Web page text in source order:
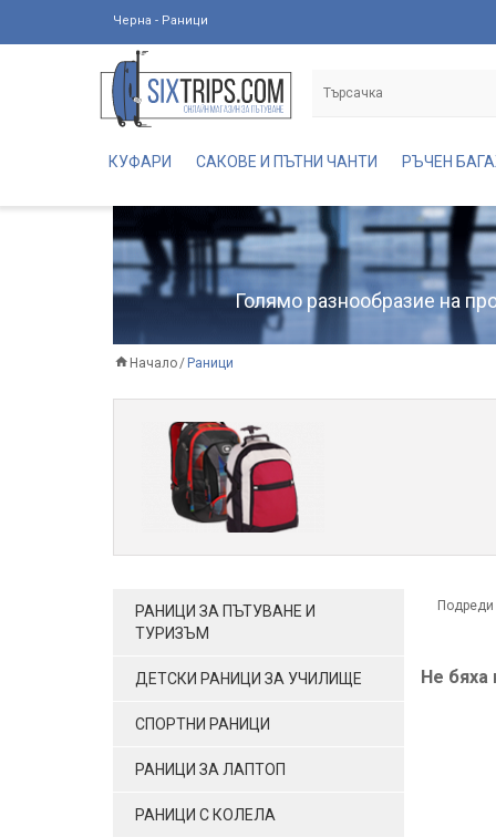
Черна - Раници
КУФАРИ САКОВЕ И ПЪТНИ ЧАНТИ РЪЧЕН
Голямо разнообразие на
Начало Раници
РАНИЦИ ЗА ПЪТУВАНЕ И
ТУРИЗЪМ
ДЕТСКИ РАНИЦИ ЗА УЧИЛИЩЕ
СПОРТНИ РАНИЦИ
РАНИЦИ ЗА ЛАПТОП
РАНИЦИ С КОЛЕЛА
Подреди
Не бяха